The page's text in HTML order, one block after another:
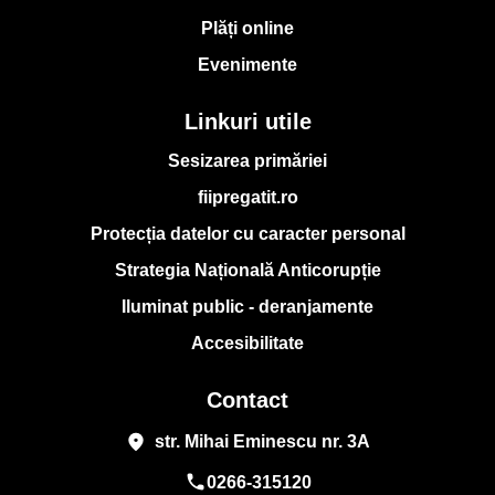
Plăți online
Evenimente
Linkuri utile
Sesizarea primăriei
fiipregatit.ro
Protecția datelor cu caracter personal
Strategia Națională Anticorupție
Iluminat public - deranjamente
Accesibilitate
Contact
place str. Mihai Eminescu nr. 3A
phone0266-315120